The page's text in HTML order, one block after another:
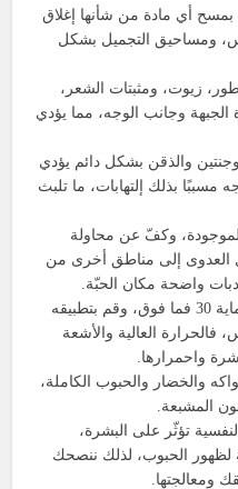
بمسح أي مادة من شأنها إغلاق
ومساحيق التجميل بشكل
زيوت، ومثبتات الشعر،
وجانب الوجه، مما يؤدي
والذقن بشكل دائم يؤدي
مسببًا بذلك إلتهابات، ما تلبث
وكفّ عن محاولة
العدوى إلى مناطق أخرى من
واضحة مكان الحبّة.
استعمل واقي شمسي بمعادل حماية 30 فما فوق، وقم بتطبيقه
فالحرارة العالية والأشعة
واحمرارها.
والخضار والحبوب الكاملة،
المشبعة.
تؤثّر على البشرة،
لظهور الحبوب، لذلك ننصحك
ومعالجتها.